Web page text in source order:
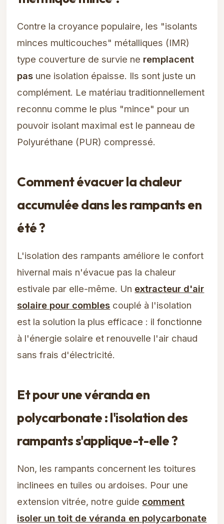
Contre la croyance populaire, les "isolants
minces multicouches" métalliques (IMR)
type couverture de survie ne remplacent
pas une isolation épaisse. Ils sont juste un
complément. Le matériau traditionnellement
reconnu comme le plus "mince" pour un
pouvoir isolant maximal est le panneau de
Polyuréthane (PUR) compressé.
Comment évacuer la chaleur
accumulée dans les rampants en
été ?
L'isolation des rampants améliore le confort
hivernal mais n'évacue pas la chaleur
estivale par elle-même. Un extracteur d'air
solaire pour combles couplé à l'isolation
est la solution la plus efficace : il fonctionne
à l'énergie solaire et renouvelle l'air chaud
sans frais d'électricité.
Et pour une véranda en
polycarbonate : l'isolation des
rampants s'applique-t-elle ?
Non, les rampants concernent les toitures
inclinees en tuiles ou ardoises. Pour une
extension vitrée, notre guide comment
isoler un toit de véranda en polycarbonate